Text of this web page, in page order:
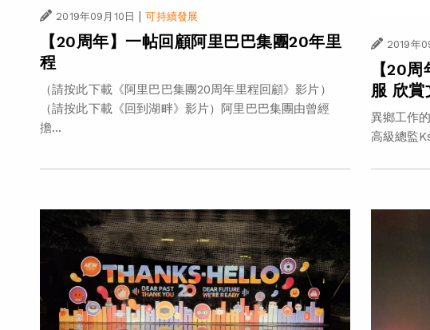
2019年09月10日 | 可持續發展
【20周年】一帖回顧阿里巴巴集團20年里
程
（請按此下載《阿里巴巴集團20周年里程回顧》影片）
（請按此下載《回到湖畔》影片）阿里巴巴集團由曾經
擔...
2019年
【20
服 欣賞
異鄉工作
高級總監